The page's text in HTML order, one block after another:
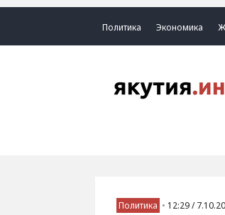
Политика Экономика
Политика • 12:29 /